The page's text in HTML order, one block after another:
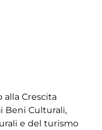
alla Crescita
Beni Culturali,
e del turismo